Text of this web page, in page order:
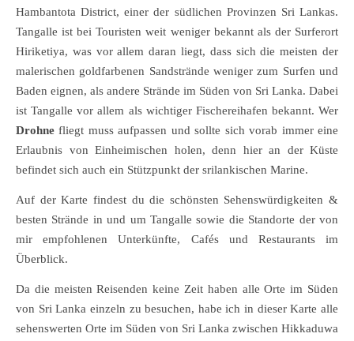
Hambantota District, einer der südlichen Provinzen Sri Lankas.
Tangalle ist bei Touristen weit weniger bekannt als der Surferort
Hiriketiya, was vor allem daran liegt, dass sich die meisten der
malerischen goldfarbenen Sandstrände weniger zum Surfen und
Baden eignen, als andere Strände im Süden von Sri Lanka. Dabei
ist Tangalle vor allem als wichtiger Fischereihafen bekannt. Wer
Drohne fliegt muss aufpassen und sollte sich vorab immer eine
Erlaubnis von Einheimischen holen, denn hier an der Küste
befindet sich auch ein Stützpunkt der srilankischen Marine.
Auf der Karte findest du die schönsten Sehenswürdigkeiten &
besten Strände in und um Tangalle sowie die Standorte der von
mir empfohlenen Unterkünfte, Cafés und Restaurants im
Überblick.
Da die meisten Reisenden keine Zeit haben alle Orte im Süden
von Sri Lanka einzeln zu besuchen, habe ich in dieser Karte alle
sehenswerten Orte im Süden von Sri Lanka zwischen Hikkaduwa